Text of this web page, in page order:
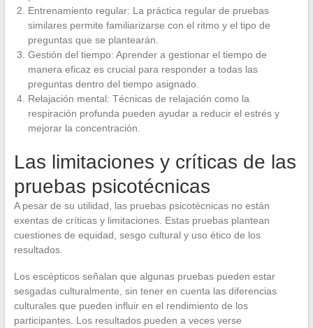
Entrenamiento regular: La práctica regular de pruebas
similares permite familiarizarse con el ritmo y el tipo de
preguntas que se plantearán.
Gestión del tiempo: Aprender a gestionar el tiempo de
manera eficaz es crucial para responder a todas las
preguntas dentro del tiempo asignado.
Relajación mental: Técnicas de relajación como la
respiración profunda pueden ayudar a reducir el estrés y
mejorar la concentración.
Las limitaciones y críticas de las
pruebas psicotécnicas
A pesar de su utilidad, las pruebas psicotécnicas no están
exentas de críticas y limitaciones. Estas pruebas plantean
cuestiones de equidad, sesgo cultural y uso ético de los
resultados.
Los escépticos señalan que algunas pruebas pueden estar
sesgadas culturalmente, sin tener en cuenta las diferencias
culturales que pueden influir en el rendimiento de los
participantes. Los resultados pueden a veces verse